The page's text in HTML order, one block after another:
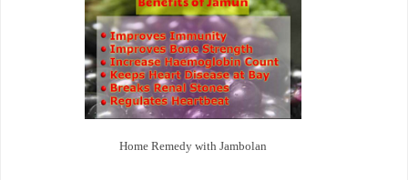
Home Remedy with Jambolan